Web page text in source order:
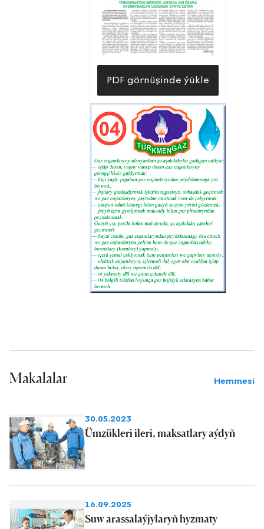
zamanasy» ýylynyň geçen hasabat
döwründe müdirligiň hünärmenleri
tarapyndan hereket edýän guýulardan
alnan «mawy ýangyjyň» möçberi 1
milliard 52 million kubmetrden hem
köp bolup, bu baradaky meýilnama
121,5 göterim amal edildi. Körpeje,
Çekişler, Altyguýy ýataklarynda
hereket edýän guýulardan «mawy
ýangyjy» çykarmak, taýýarlamak we
ony sarp edijilere ugratmak bilen
meşgullanýan bu müdirlikde gürrüňi
edilýän döwürde 15 müň 340 tonna
gaz kondensatyny çykarmak baradaky
meýilnamanyň 3 müň 621 tonna
barabar artygy bilen berjaý edilendigini
hem aýratyn nygtamak gerek.
PDF görnüşinde ýükle
Makalalar Hemmesi
30.05.2023
Ümzükleri ileri, maksatlary aýdyň
16.09.2025
Suw arassalaýjylaryň hyzmaty